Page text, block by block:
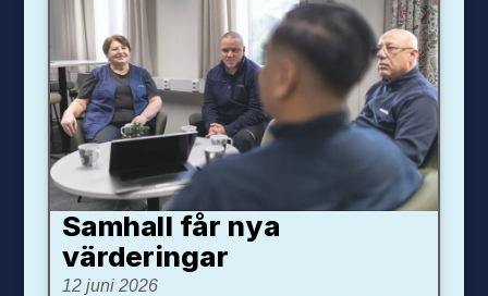
Samhall får nya
värdering­ar
12 juni 2026